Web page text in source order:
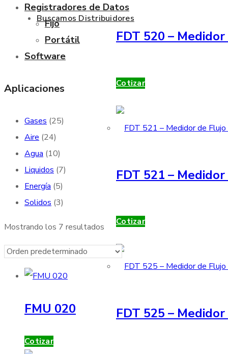
Buscamos Distribuidores
FDT 520 –
Cotizar
FDT 521 –
Cotizar
FDT 525 –
Registradores de Datos
Fijo
Portátil
Software
Aplicaciones
Gases (25)
Aire (24)
Agua (10)
Liquidos (7)
Energía (5)
Solidos (3)
Mostrando los 7 resultados
FMU 020
Cotizar